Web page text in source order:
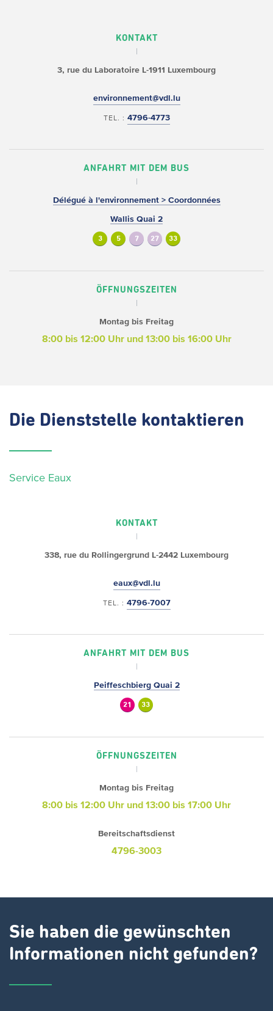
KONTAKT
3, rue du Laboratoire L-1911 Luxembourg
environnement@vdl.lu
TEL. : 4796-4773
ANFAHRT MIT DEM BUS
Délégué à l'environnement > Coordonnées
Wallis Quai 2
3 5 7 27 33
ÖFFNUNGSZEITEN
Montag bis Freitag
8:00 bis 12:00 Uhr und 13:00 bis 16:00 Uhr
Die Dienststelle kontaktieren
Service Eaux
KONTAKT
338, rue du Rollingergrund L-2442 Luxembourg
eaux@vdl.lu
TEL. : 4796-7007
ANFAHRT MIT DEM BUS
Peiffeschbierg Quai 2
21 33
ÖFFNUNGSZEITEN
Montag bis Freitag
8:00 bis 12:00 Uhr und 13:00 bis 17:00 Uhr
Bereitschaftsdienst
4796-3003
Sie haben die gewünschten
Informationen nicht gefunden?